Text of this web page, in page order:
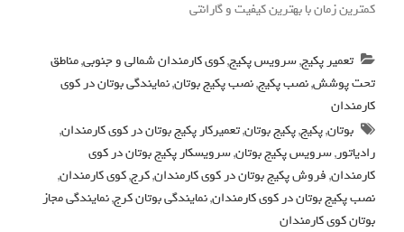
کمترین زمان با بهترین کیفیت و گارانتی
تعمیر پکیج,سرویس پکیج,کوی کارمندان شمالی و جنوبی,مناطق
تحت پوشش,نصب پکیج,نصب پکیج بوتان,نمایندگی بوتان در کوی
کارمندان
بوتان,پکیج,پکیج بوتان,تعمیرکار پکیج بوتان در کوی کارمندان,
رادیاتور,سرویس پکیج بوتان,سرویسکار پکیج بوتان در کوی
کارمندان,فروش پکیج بوتان در کوی کارمندان,کرج,کوی کارمندان,
نصب پکیج بوتان در کوی کارمندان,نمایندگی بوتان کرج,نمایندگی مجاز
بوتان کوی کارمندان